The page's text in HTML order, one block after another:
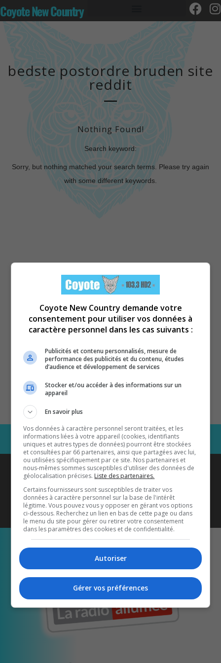
Coyote New Country
bedste postordre bruden site
reddit
Nothing Found!
Search keyword:
Sorry, but nothing matched your search terms. Please try again
with some different keywords.
Coyote New Countryest diffusé
également sur1033 HD2
Écoutez-nous aussi sur…
Coyote New Country demande votre
consentement pour utiliser vos données à
caractère personnel dans les cas suivants :
Publicités et contenu personnalisés, mesure de
performance des publicités et du contenu, études
d’audience et développement de services
Stocker et/ou accéder à des informations sur un
appareil
En savoir plus
Vos données à caractère personnel seront traitées, et les
informations liées à votre appareil (cookies, identifiants
uniques et autres types de données) pourront être stockées
et consultées par 66 partenaires, ainsi que partagées avec lui,
ou utilisées spécifiquement par ce site. Nos partenaires et
nous-mêmes sommes susceptibles d'utiliser des données de
géolocalisation précises. Liste des partenaires.
Certains fournisseurs sont susceptibles de traiter vos
données à caractère personnel sur la base de l'intérêt
légitime. Vous pouvez vous y opposer en gérant vos options
ci-dessous. Recherchez un lien en bas de cette page ou dans
le menu du site pour gérer ou retirer votre consentement
dans les paramètres des cookies et de confidentialité.
Autoriser
Gérer vos préférences